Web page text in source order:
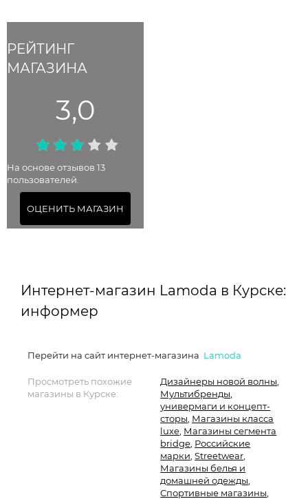
РЕЙТИНГ
МАГАЗИНА
3,0
На основе отзывов 13
пользователей.
ОЦЕНИТЬ МАГАЗИН
Интернет-магазин Lamoda в Курске:
информер
Перейти на сайт интернет-магазина Lamoda
Просмотреть похожие
магазины в Курске:
Дизайнеры новой волны
Мультибренды,
универмаги и концепт-
сторы Магазины класса
luxe Магазины сегмента
bridge Российские
марки ,Streetwear
Магазины белья и
домашней одежды
Спортивные магазины